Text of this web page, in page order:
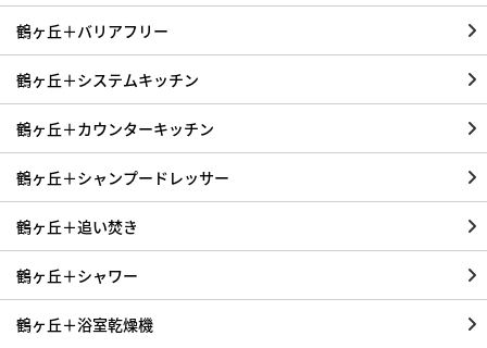
鶴ヶ丘＋バリアフリー
鶴ヶ丘＋システムキッチン
鶴ヶ丘＋カウンターキッチン
鶴ヶ丘＋シャンプードレッサー
鶴ヶ丘＋追い焚き
鶴ヶ丘＋シャワー
鶴ヶ丘＋浴室乾燥機